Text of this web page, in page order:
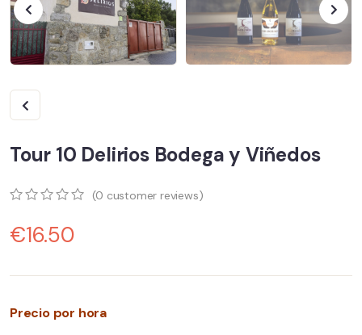
Tour 10 Delirios Bodega y Viñedos
out
of
(0 customer reviews)
€16.50
Precio por hora